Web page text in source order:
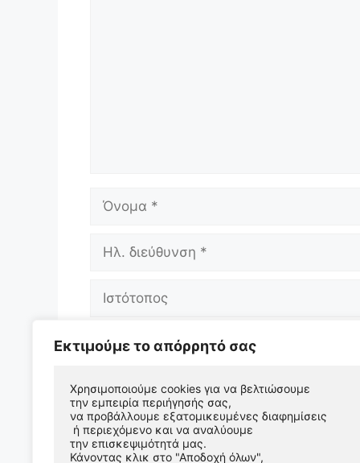
Εκτιμούμε το απόρρητό σας
Χρησιμοποιούμε cookies για να βελτιώσουμε
την εμπειρία περιήγησής σας,
να προβάλλουμε εξατομικευμένες διαφημίσεις
ή περιεχόμενο και να αναλύουμε
την επισκεψιμότητά μας.
Κάνοντας κλικ στο "Αποδοχή όλων",
Όνομα
Ηλ.
Ιστότοπος
Αποθήκευσε το όνομά μου, email, και
επόμενη φορά που θα σχολιάσω.